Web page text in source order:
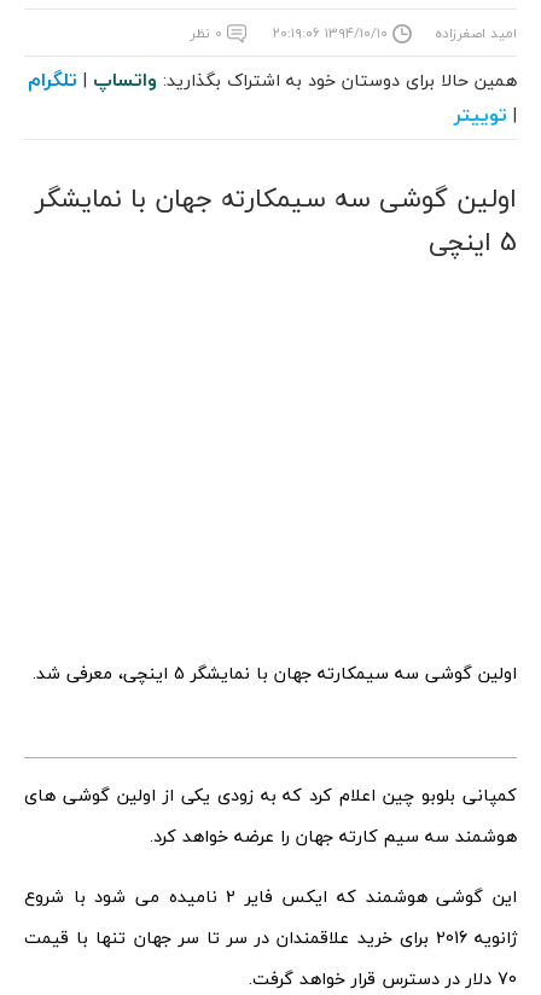
امید اصغرزاده ۱۳۹۴/۱۰/۱۰ ۲۰:۱۹:۰۶ ۰ نظر
همین حالا برای دوستان خود به اشتراک بگذارید: واتساپ | تلگرام
| توییتر
اولین گوشی سه سیمکارته جهان با نمایشگر
5 اینچی
اولین گوشی سه سیمکارته جهان با نمایشگر 5 اینچی، معرفی شد.
کمپانی بلوبو چین اعلام کرد که به زودی یکی از اولین گوشی های
هوشمند سه سیم کارته جهان را عرضه خواهد کرد.
این گوشی هوشمند که ایکس فایر 2 نامیده می شود با شروع
ژانویه 2016 برای خرید علاقمندان در سر تا سر جهان تنها با قیمت
70 دلار در دسترس قرار خواهد گرفت.